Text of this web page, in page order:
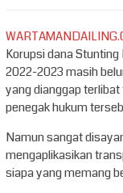
Korupsi dana
2022-2023 masih
yang dianggap
penegak hukum
Namun sangat
mengaplikasikan
siapa yang memang